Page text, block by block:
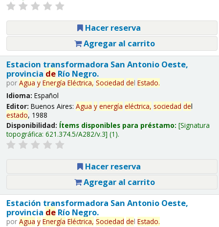
Hacer reserva
Agregar al carrito
Estacion transformadora San Antonio Oeste,
provincia deRío Negro.
por Agua y Energía Eléctrica, Sociedad del Estado.
Idioma: Español
Editor: Buenos Aires: Agua y energía eléctrica, sociedad del
estado, 1988
Disponibilidad: Ítems disponibles para préstamo: Signatura
topográfica: 621.374.5/A282/v.3 (1).
Hacer reserva
Agregar al carrito
Estación transformadora San Antonio Oeste,
provincia deRío Negro.
por Agua y Energía Eléctrica, Sociedad del Estado.